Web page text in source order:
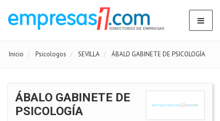
Inicio Psicologos SEVILLA ÁBALO GABINETE DE PSICOLOGÍA
ÁBALO GABINETE DE
PSICOLOGÍA